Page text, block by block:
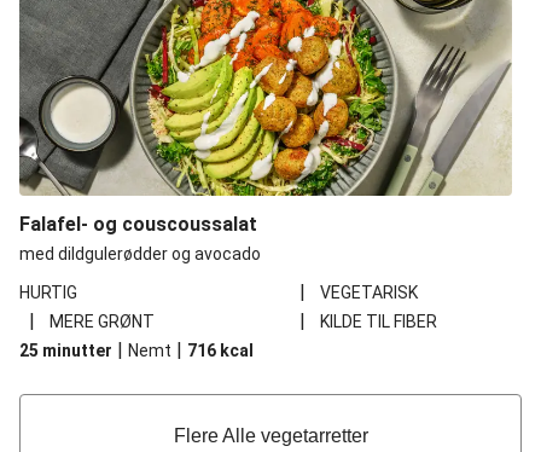
Falafel- og couscoussalat
med dildgulerødder og avocado
HURTIG
| VEGETARISK
| MERE GRØNT |
KILDE TIL FIBER
25 minutter | Nemt | 716 kcal
Flere Alle vegetarretter